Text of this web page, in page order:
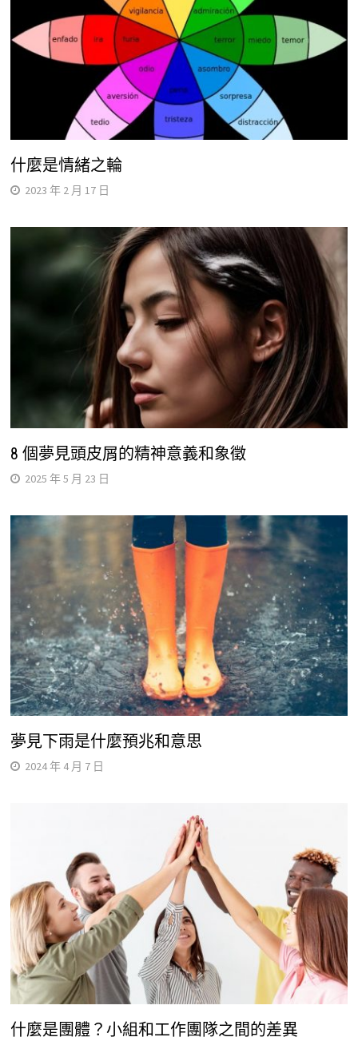
什麼是情緒之輪
2023 年 2 月 17 日
8 個夢見頭皮屑的精神意義和象徵
2025 年 5 月 23 日
夢見下雨是什麼預兆和意思
2024 年 4 月 7 日
什麼是團體？小組和工作團隊之間的差異